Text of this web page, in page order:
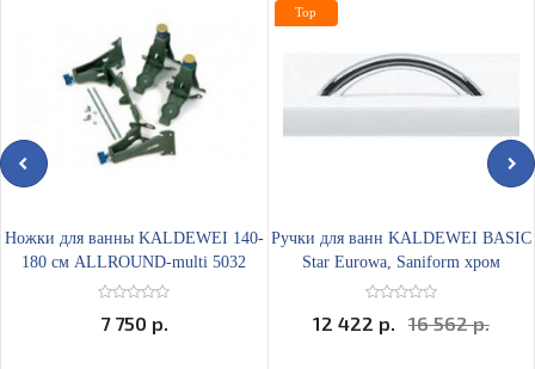
Ножки для ванны KALDEWEI 140-
180 см ALLROUND-multi 5032
7 750 р.
Ручки для ванн KALDEWEI BASIC
Star Eurowa, Saniform хром
12 422 р. 16 562 р.
Top